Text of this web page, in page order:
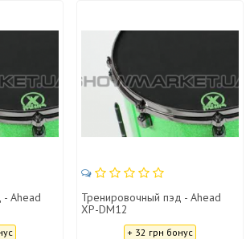
Ahead
Тренировочный пэд - Ahead
XP-DM12
+ 32 грн бонус